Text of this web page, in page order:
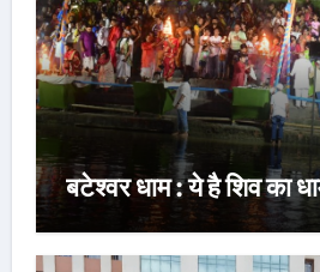
बटेश्वर धाम : ये है शिव का